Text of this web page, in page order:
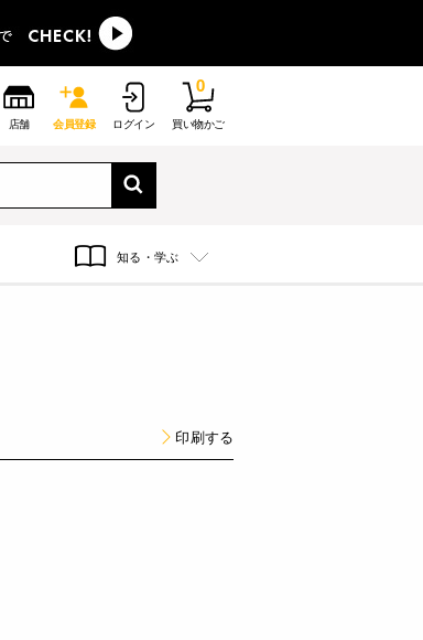
店舗 会員登録 ログイン 買い物かご
0
知る・学ぶ
印刷する